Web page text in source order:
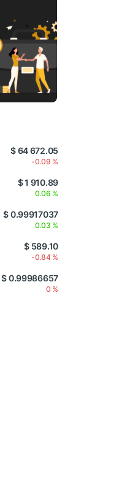
$ 64 672.05
-0.09 %
$ 1 910.89
0.06 %
$ 0.99917037
0.03 %
$ 589.10
-0.84 %
$ 0.99986657
0 %